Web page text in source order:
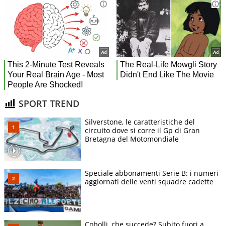
SPORT TREND
Silverstone, le caratteristiche del
circuito dove si corre il Gp di Gran
Bretagna del Motomondiale
Speciale abbonamenti Serie B: i numeri
aggiornati delle venti squadre cadette